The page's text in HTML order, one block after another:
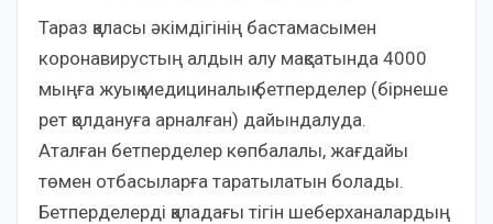
Тараз қаласы әкімдігінің бастамасымен
коронавирустың алдын алу мақсатында 4000
мыңға жуық медициналық бетперделер (бірнеше
рет қолдануға арналған) дайындалуда.
Аталған бетперделер көпбалалы, жағдайы
төмен отбасыларға таратылатын болады.
Бетперделерді қаладағы тігін шеберханалардың